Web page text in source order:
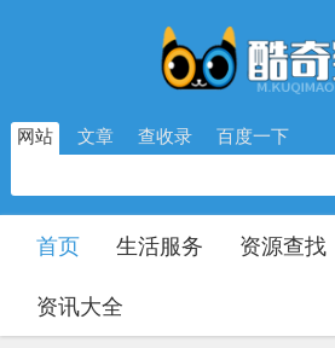
网站 文章 查收录 百度一下
首页 生活服务 资源查找
资讯大全